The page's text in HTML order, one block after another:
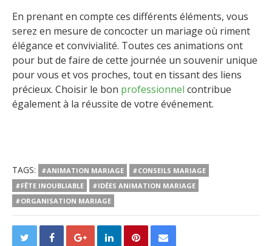
En prenant en compte ces différents éléments, vous
serez en mesure de concocter un mariage où riment
élégance et convivialité. Toutes ces animations ont
pour but de faire de cette journée un souvenir unique
pour vous et vos proches, tout en tissant des liens
précieux. Choisir le bon professionnel contribue
également à la réussite de votre événement.
TAGS: #ANIMATION MARIAGE
#CONSEILS MARIAGE
#FÊTE INOUBLIABLE
#IDÉES ANIMATION MARIAGE
#ORGANISATION MARIAGE